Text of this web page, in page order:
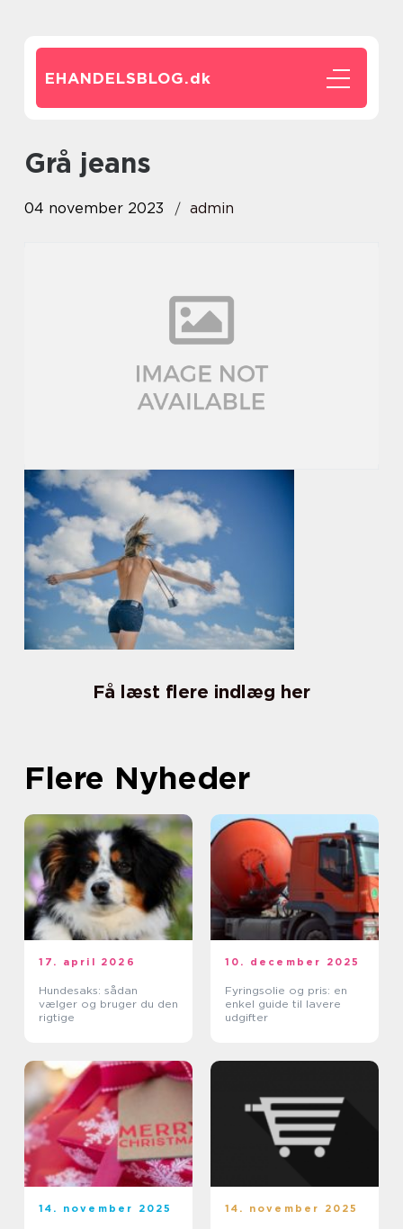
EHANDELSBLOG.dk
grå jeans
04 november 2023 admin
Få læst flere indlæg her
Flere Nyheder
17. april 2026
Hundesaks: sådan
vælger og bruger du den
rigtige
10. december 2025
Fyringsolie og pris: en
enkel guide til lavere
udgifter
14. november 2025 14. november 2025